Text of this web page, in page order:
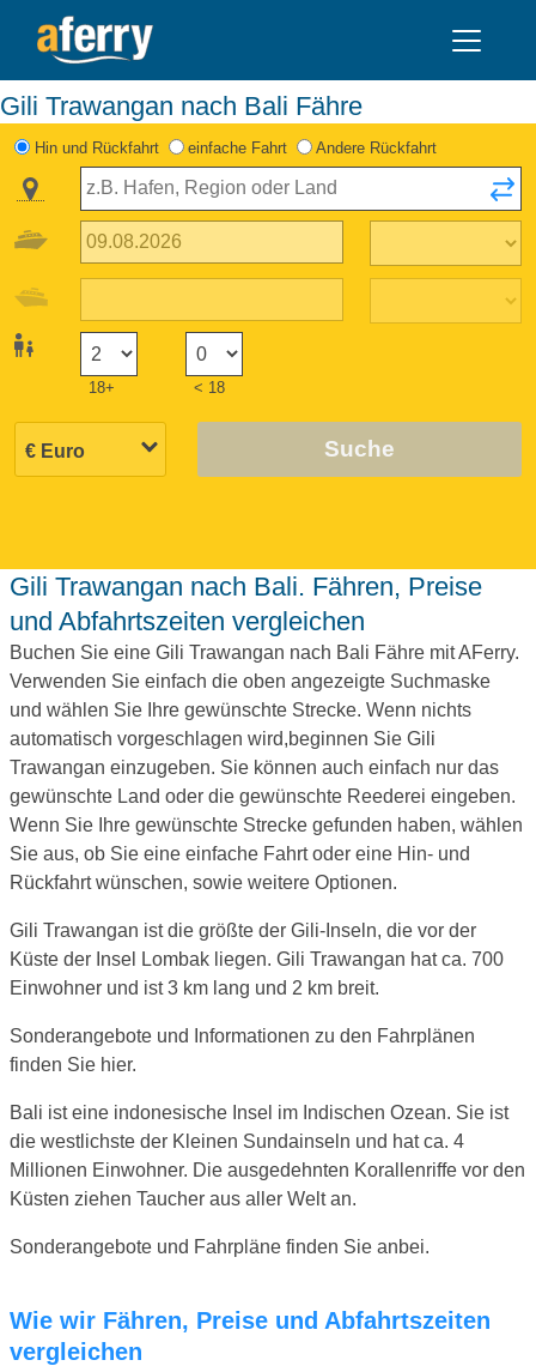
Gili Trawangan nach Bali Fähre
Hin und Rückfahrt einfache Fahrt Andere Rückfahrt
18+ < 18
Suche
Gili Trawangan nach Bali. Fähren, Preise
und Abfahrtszeiten vergleichen
Buchen Sie eine Gili Trawangan nach Bali Fähre mit AFerry.
Verwenden Sie einfach die oben angezeigte Suchmaske
und wählen Sie Ihre gewünschte Strecke. Wenn nichts
automatisch vorgeschlagen wird,beginnen Sie Gili
Trawangan einzugeben. Sie können auch einfach nur das
gewünschte Land oder die gewünschte Reederei eingeben.
Wenn Sie Ihre gewünschte Strecke gefunden haben, wählen
Sie aus, ob Sie eine einfache Fahrt oder eine Hin- und
Rückfahrt wünschen, sowie weitere Optionen.
Gili Trawangan ist die größte der Gili-Inseln, die vor der
Küste der Insel Lombak liegen. Gili Trawangan hat ca. 700
Einwohner und ist 3 km lang und 2 km breit.
Sonderangebote und Informationen zu den Fahrplänen
finden Sie hier.
Bali ist eine indonesische Insel im Indischen Ozean. Sie ist
die westlichste der Kleinen Sundainseln und hat ca. 4
Millionen Einwohner. Die ausgedehnten Korallenriffe vor den
Küsten ziehen Taucher aus aller Welt an.
Sonderangebote und Fahrpläne finden Sie anbei.
Wie wir Fähren, Preise und Abfahrtszeiten
vergleichen